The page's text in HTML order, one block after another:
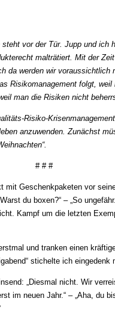
vor der Tür. Jupp und ich
malträtiert. Mit der
da werden wir
Risiko­management folgt,
man die Risiken nicht
Risiko-
anzuwenden. Zunächst
# # #
Geschenkpaketen vor
du boxen?“ – „So
Kampf um die letzten
und tranken einen
stichelte ich eingedenk
„Diesmal nicht. Wir
im neuen Jahr.“ – „Aha, du